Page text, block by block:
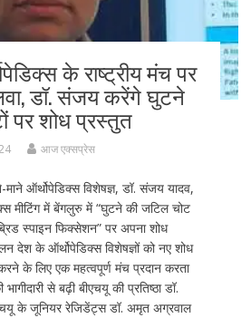
के राष्ट्रीय मंच पर
डॉ. संजय करेंगे घुटने
पर शोध प्रस्तुत
आज एक्सप्रेस
माने ऑर्थोपेडिक्स विशेषज्ञ, डॉ. संजय यादव,
मीटिंग में बेंगलुरु में “घुटने की जटिल चोट
स्पाइन फिक्सेशन” पर अपना शोध
देश के ऑर्थोपेडिक्स विशेषज्ञों को नए शोध
के लिए एक महत्वपूर्ण मंच प्रदान करता
से बढ़ी बीएचयू की प्रतिष्ठा डॉ.
के जूनियर रेजिडेंट्स डॉ. अमृत अग्रवाल